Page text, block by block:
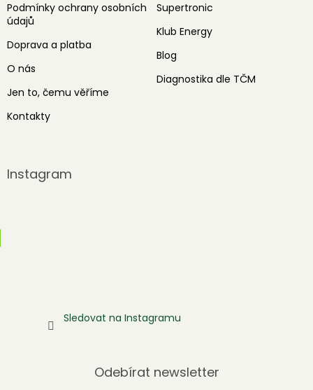
Podmínky ochrany osobních
údajů
Doprava a platba
O nás
Jen to, čemu věříme
Kontakty
Supertronic
Klub Energy
Blog
Diagnostika dle TČM
Instagram
Sledovat na Instagramu
Odebírat newsletter